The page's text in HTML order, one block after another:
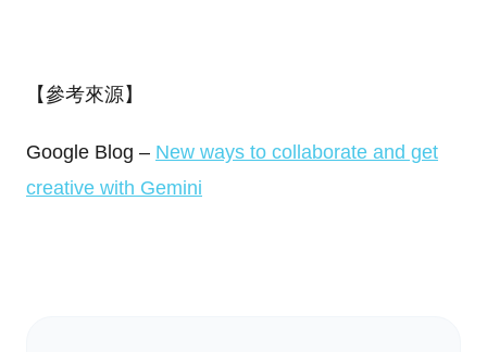
【參考來源】
Google Blog – New ways to collaborate and get
creative with Gemini